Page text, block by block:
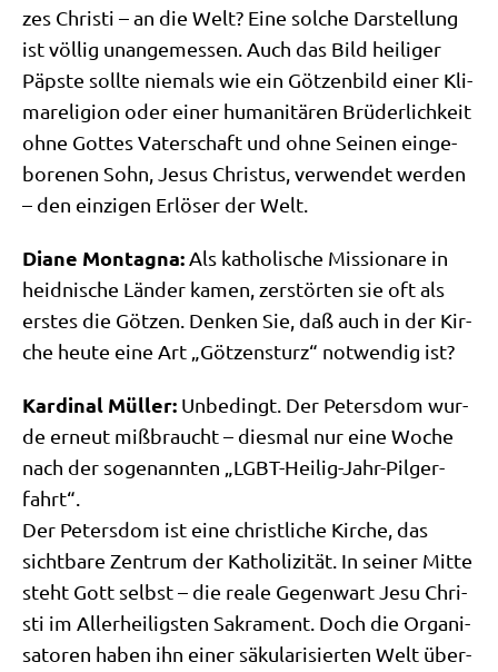
zes Chri­sti – an die Welt? Eine sol­che Dar­stel­lung
ist völ­lig unan­ge­mes­sen. Auch das Bild hei­li­ger
Päp­ste soll­te nie­mals wie ein Göt­zen­bild einer Kli­
ma­re­li­gi­on oder einer huma­ni­tä­ren Brü­der­lich­keit
ohne Got­tes Vater­schaft und ohne Sei­nen ein­ge­
bo­re­nen Sohn, Jesus Chri­stus, ver­wen­det wer­den
– den ein­zi­gen Erlö­ser der Welt.
Dia­ne Mon­tagna: Als katho­li­sche Mis­sio­na­re in
heid­ni­sche Län­der kamen, zer­stör­ten sie oft als
erstes die Göt­zen. Den­ken Sie, daß auch in der Kir­
che heu­te eine Art „Göt­zen­sturz“ not­wen­dig ist?
Kar­di­nal Mül­ler: Unbe­dingt. Der Peters­dom wur­
de erneut miß­braucht – dies­mal nur eine Woche
nach der soge­nann­ten „LGBT-Hei­lig-Jahr-Pil­ger­
fahrt“.
Der Peters­dom ist eine christ­li­che Kir­che, das
sicht­ba­re Zen­trum der Katho­li­zi­tät. In sei­ner Mit­te
steht Gott selbst – die rea­le Gegen­wart Jesu Chri­
sti im Aller­hei­lig­sten Sakra­ment. Doch die Orga­ni­
sa­to­ren haben ihn einer säku­la­ri­sier­ten Welt über­